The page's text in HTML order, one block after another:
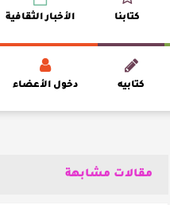
كتابنا الأخبار الثقافية
كتابيه دخول الأعضاء
مقالات مشابهة